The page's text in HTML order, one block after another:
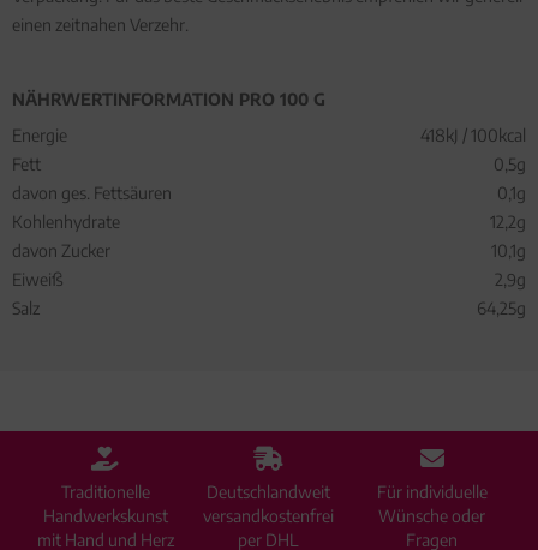
einen zeitnahen Verzehr.
NÄHRWERTINFORMATION PRO 100 G
Energie
418kJ / 100kcal
Fett
0,5g
davon ges. Fettsäuren
0,1g
Kohlenhydrate
12,2g
davon Zucker
10,1g
Eiweiß
2,9g
Salz
64,25g
Traditionelle
Handwerkskunst
mit Hand und Herz
Deutschlandweit
versandkostenfrei
per DHL
Für individuelle
Wünsche oder
Fragen